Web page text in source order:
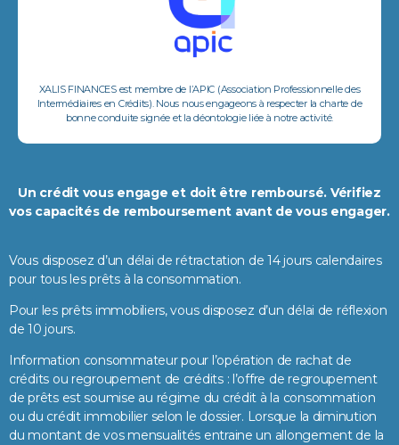
XALIS FINANCES est membre de l’APIC (Association Professionnelle des
Intermédiaires en Crédits). Nous nous engageons à respecter la charte de
bonne conduite signée et la déontologie liée à notre activité.
Un crédit vous engage et doit être remboursé. Vérifiez
vos capacités de remboursement avant de vous engager.
Vous disposez d’un délai de rétractation de 14 jours calendaires
pour tous les prêts à la consommation.
Pour les prêts immobiliers, vous disposez d’un délai de réflexion
de 10 jours.
Information consommateur pour l’opération de rachat de
crédits ou regroupement de crédits : l’offre de regroupement
de prêts est soumise au régime du crédit à la consommation
ou du crédit immobilier selon le dossier. Lorsque la diminution
du montant de vos mensualités entraine un allongement de la